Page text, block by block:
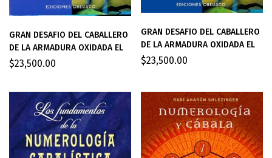
GRAN DESAFIO DEL CABALLERO
DE LA ARMADURA OXIDADA EL
$23,500.00
GRAN DESAFIO DEL CABALLERO
DE LA ARMADURA OXIDADA EL
$23,500.00